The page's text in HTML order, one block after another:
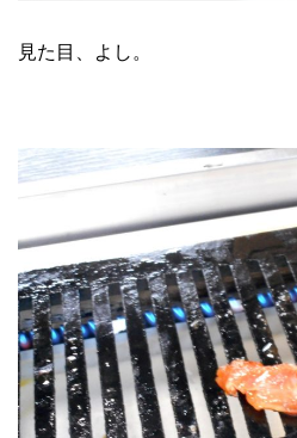
見た目、よし。